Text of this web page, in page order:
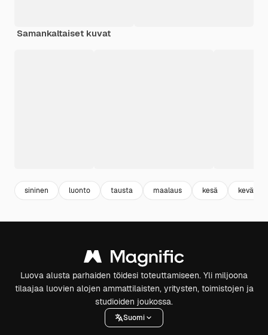
Samankaltaiset kuvat
sininen luonto tausta maalaus kesä kevät
Luova alusta parhaiden töidesi toteuttamiseen. Yli miljoona
tilaajaa luovien alojen ammattilaisten, yritysten, toimistojen ja
studioiden joukossa.
Suomi